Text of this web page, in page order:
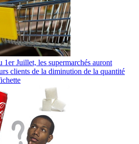
Juillet, les supermarchés auront
clients de la diminution de la quantité